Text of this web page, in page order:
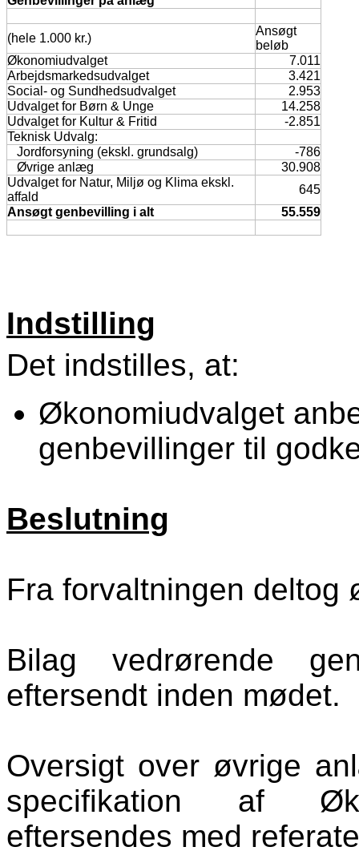
(hele 1.000 kr.)
Ansøgt
beløb
Økonomiudvalget
7.011
Arbejdsmarkedsudvalget
3.421
Social- og Sundhedsudvalget
2.953
Udvalget for Børn & Unge
14.258
Udvalget for Kultur & Fritid
-2.851
Teknisk Udvalg:
Jordforsyning (ekskl. grundsalg)
-786
Øvrige anlæg
30.908
Udvalget for Natur, Miljø og Klima ekskl.
affald
645
Ansøgt genbevilling i alt
55.559
Indstilling
Det indstilles, at:
Økonomiudvalget
genbevillinger til
Beslutning
Fra forvaltningen deltog
Bilag vedrørende
eftersendt inden mødet.
Oversigt over øvrige
specifikation af
eftersendes med